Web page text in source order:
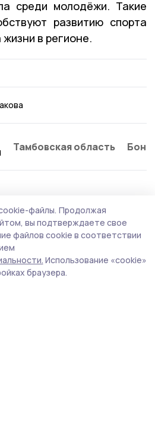
среди молодёжи. Такие
развитию спорта
в регионе.
Тамбовская область
Дня физкультурника
соревнования по
праздника — Дня
серия
приуроченных к данному
файлы. Продолжая
вы подтверждаете свое
файлов cookie в соответствии
Использование «cookie»
браузера.